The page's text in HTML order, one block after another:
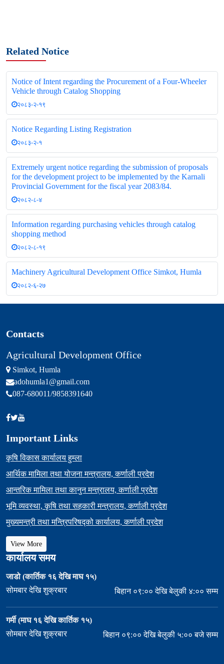
Related Notice
Notice of Intent regarding the Procurement of a Four-Wheeler
Vehicle through Catalog Shopping
२०८३-२-१९
Notice Regarding Listing Registration
२०८३-२-१
Extremely urgent notice regarding the submission of proposals
for the development project to be implemented by the Karnali
Provincial Government for the fiscal year 2083/84.
२०८२-८-४
Information regarding purchasing vehicles through catalog
shopping method
२०८२-८-१९
Machinery Agricultural Development Office Simkot, Humla
२०८२-६-२७
Contacts
Agricultural Development Office
Simkot, Humla
adohumla1@gmail.com
087-680011/9858391640
Important Links
कृषि विकास कार्यालय हुम्ला
आर्थिक मामिला तथा योजना मन्त्रालय, कर्णाली प्रदेश
आन्तरिक मामिला तथा कानुन मन्त्रालय, कर्णाली प्रदेश
भूमि व्यवस्था, कृषि तथा सहकारी मन्त्रालय, कर्णाली प्रदेश
मुख्यमन्त्री तथा मन्त्रिपरिषद्को कार्यालय, कर्णाली प्रदेश
View More
कार्यालय समय
जाडो (कार्तिक १६ देखि माघ १५)
सोमबार देखि शुक्रबार
बिहान ०९:०० देखि बेलुकी ४:०० सम्म
गर्मी (माघ १६ देखि कार्तिक १५)
सोमबार देखि शुक्रबार
बिहान ०९:०० देखि बेलुकी ५:०० बजे सम्म